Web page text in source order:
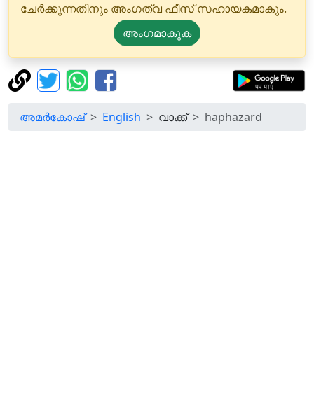
ചേർക്കുന്നതിനും അംഗത്വ ഫീസ് സഹായകമാകും.
അംഗമാകുക
അമർകോഷ് English വാക്ക് haphazard